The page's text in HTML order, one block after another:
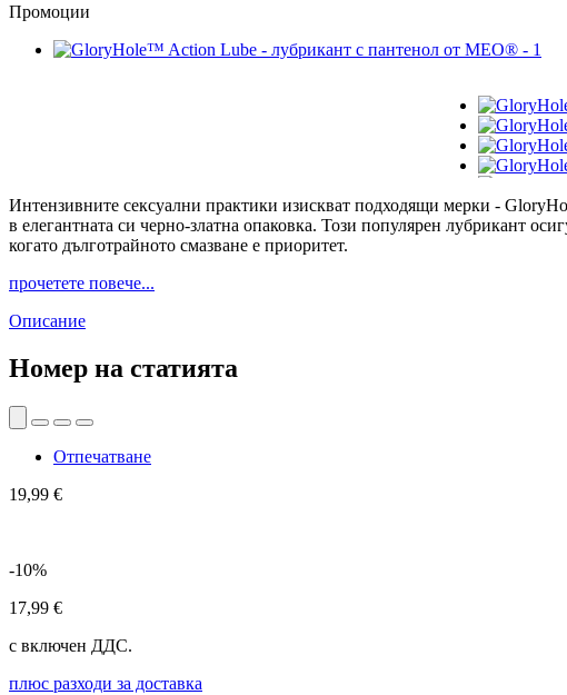
Промоции
Интензивните сексуални практики изискват подходящи мерки -
в елегантната си черно-златна опаковка. Този популярен лубрикант
когато дълготрайното смазване е приоритет.
прочетете повече...
Описание
Номер на статията
Отпечатване
19,99 €
-10%
17,99 €
с включен ДДС.
плюс разходи за доставка